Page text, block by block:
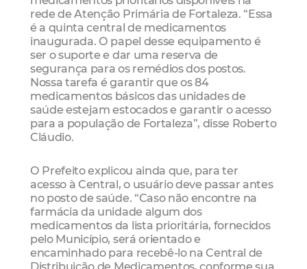
rede de Atenção Primária de Fortaleza. “Essa
é a quinta central de medicamentos
inaugurada. O papel desse equipamento é
ser o suporte e dar uma reserva de
segurança para os remédios dos postos.
Nossa tarefa é garantir que os 84
medicamentos básicos das unidades de
saúde estejam estocados e garantir o acesso
para a população de Fortaleza”, disse Roberto
Cláudio.
O Prefeito explicou ainda que, para ter
acesso à Central, o usuário deve passar antes
no posto de saúde. “Caso não encontre na
farmácia da unidade algum dos
medicamentos da lista prioritária, fornecidos
pelo Município, será orientado e
encaminhado para recebê-lo na Central de